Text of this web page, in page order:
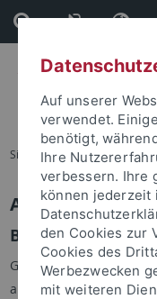
Direkt
zum
Inhalt
Direkt
zur
Fußleiste
Sie sind hier: Startseite
Anmelden
Geben Sie Ihren
anzumelden:
Auf unserer
verwendet.
benötigt,
Ihre
verbessern. Ihre
können jederzeit
den Cookies zur
Cookies des
Werbezwecken
mit weiteren